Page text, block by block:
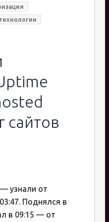
сайтов
— узнали от
Поднялся в
в 09:15 — от